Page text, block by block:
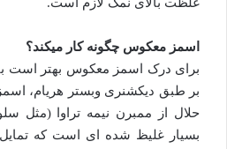
اسمز معکوس چگونه کار میکند؟
برای درک اسمز معکوس بهتر است
بر طبق دیکشنری وبستر هریام،
حلال از ممبرن نیمه تراوا (مثل
بسیار غلیظ شده ای است که